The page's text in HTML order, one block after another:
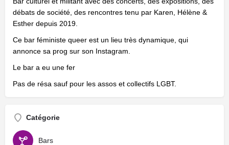
débats de société, des rencontres tenu par Karen, Hélène &
Esther depuis 2019.
Ce bar féministe queer est un lieu très dynamique, qui
annonce sa prog sur son Instagram.
Le bar a eu une fer
Pas de résa sauf pour les assos et collectifs LGBT.
Catégorie
Bars